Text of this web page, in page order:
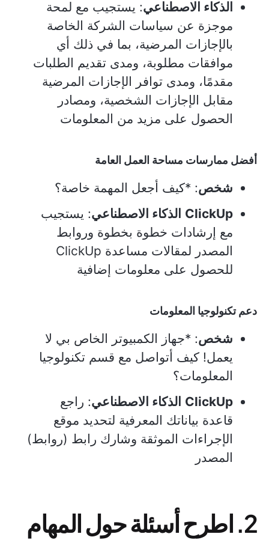
الذكاء الاصطناعي: يستجيب مع لمحة
موجزة عن سياسات الشركة الخاصة
بالإجازات المرضية، بما في ذلك أي
موافقات مطلوبة، ومدى تقديم الطلبات
مقدمًا، ومدى توافر الإجازات المرضية
مقابل الإجازات الشخصية، ومصادر
الحصول على مزيد من المعلومات
أفضل ممارسات مساحة العمل العامة
شخص: *كيف أجعل المهمة خاصة؟
ClickUp الذكاء الاصطناعي: يستجيب
مع إرشادات خطوة بخطوة وروابط
المصدر لمقالات مساعدة ClickUp
للحصول على معلومات إضافية
دعم تكنولوجيا المعلومات
شخص: *جهاز الكمبيوتر الخاص بي لا
يعمل! كيف أتواصل مع قسم تكنولوجيا
المعلومات؟
ClickUp الذكاء الاصطناعي: راجع
قاعدة بياناتك المعرفية لتحديد موقع
الإجراءات الموثقة وشارك رابط (روابط)
المصدر
2. اطرح أسئلة حول المهام